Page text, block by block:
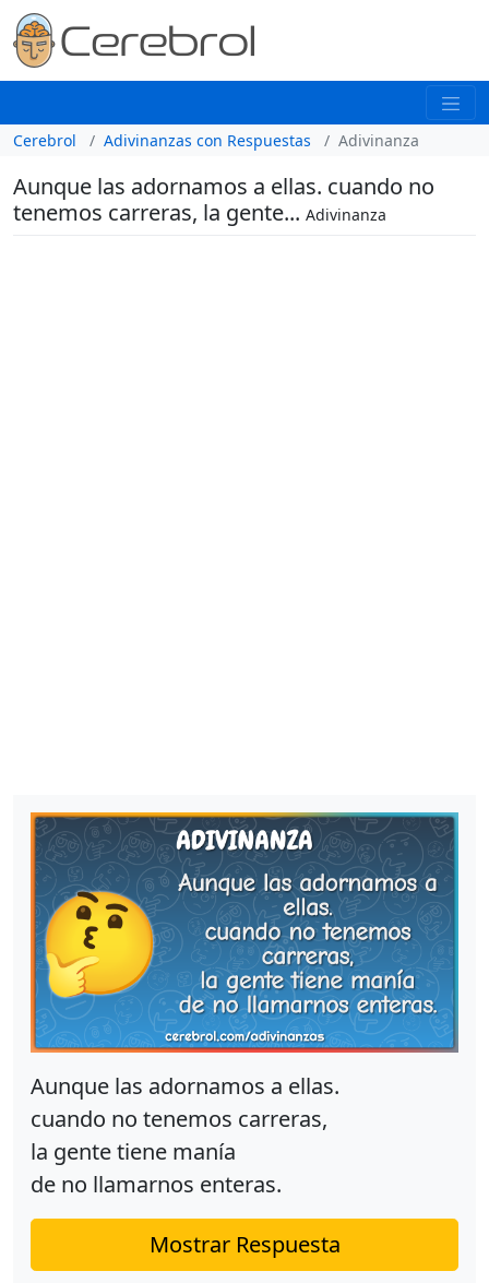
Cerebrol Adivinanzas con Respuestas Adivinanza
Aunque las adornamos a ellas. cuando no
tenemos carreras, la gente... Adivinanza
Aunque las adornamos a ellas.
cuando no tenemos carreras,
la gente tiene manía
de no llamarnos enteras.
Mostrar Respuesta